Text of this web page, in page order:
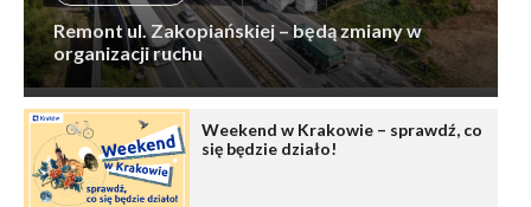
Remont ul. Zakopiańskiej – będą zmiany w
organizacji ruchu
Weekend w Krakowie – sprawdź, co
się będzie działo!